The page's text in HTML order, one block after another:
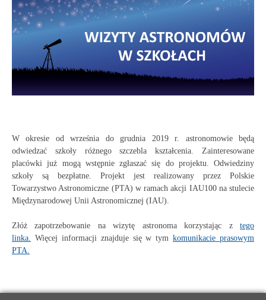
W okresie od września do grudnia 2019 r. astronomowie będą
odwiedzać szkoły różnego szczebla kształcenia. Zainteresowane
placówki już mogą wstępnie zgłaszać się do projektu. Odwiedziny
szkoły są bezpłatne. Projekt jest realizowany przez Polskie
Towarzystwo Astronomiczne (PTA) w ramach akcji IAU100 na stulecie
Międzynarodowej Unii Astronomicznej (IAU).
Złóż zapotrzebowanie na wizytę astronoma korzystając z tego
linka. Więcej informacji znajduje się w tymkomunikacie prasowym
PTA.